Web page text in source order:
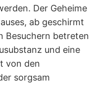
Der Geheime
ab geschirmt
Besuchern betreten
und eine
von den
sorgsam